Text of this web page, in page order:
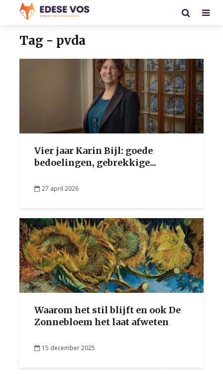
Tag - pvda
Vier jaar Karin Bijl: goede
bedoelingen, gebrekkige...
27 april 2026
Waarom het stil blijft en ook De
Zonnebloem het laat afweten
15 december 2025